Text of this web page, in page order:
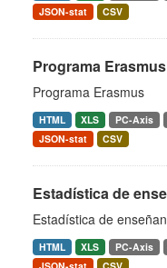
JSON-stat
CSV
Programa Erasmus
Programa Erasmus
HTML XLS PC-Axis
JSON-stat
CSV
Estadística de
Estadística de
HTML XLS PC-Axis